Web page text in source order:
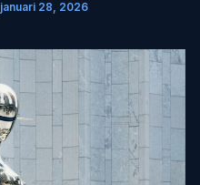
januari 28, 2026